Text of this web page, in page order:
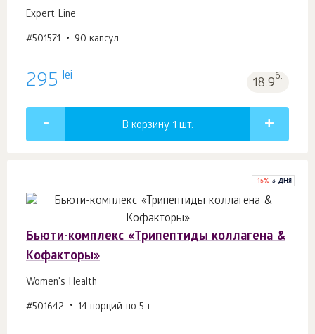
Expert Line
#501571 90 капсул
295 lei 18.9б.
В корзину 1 шт.
-15% 3 ДНЯ
Бьюти-комплекс «Трипептиды коллагена &
Кофакторы»
Women's Health
#501642 14 порций по 5 г